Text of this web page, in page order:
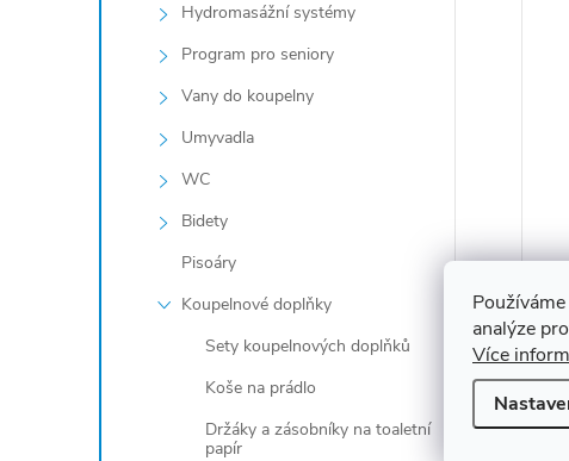
analýze
Více
Hydromasážní systémy
Program pro seniory
Vany do koupelny
Umyvadla
WC
Bidety
Pisoáry
Koupelnové doplňky
Sety koupelnových doplňků
Koše na prádlo
Držáky a zásobníky na toaletní
papír